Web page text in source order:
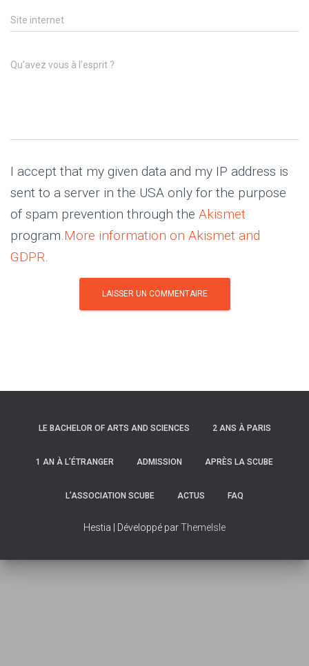
Site internet
Qu’avez vous à l’esprit ?
I accept that my given data and my IP address is
sent to a server in the USA only for the purpose
of spam prevention through the Akismet
program.More information on Akismet and
GDPR.
LE BACHELOR OF ARTS AND SCIENCES 2 ANS À PARIS
1 AN À L’ÉTRANGER ADMISSION APRÈS LA SCUBE
L’ASSOCIATION SCUBE ACTUS FAQ
Hestia | Développé parThemeIsle